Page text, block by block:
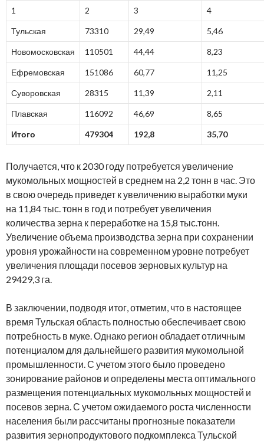
1 2 3 4
Тульская 73310 29,49 5,46
Новомосковская 110501 44,44 8,23
Ефремовская 151086 60,77 11,25
Суворовская 28315 11,39 2,11
Плавская 116092 46,69 8,65
Итого 479304 192,8 35,70
Получается, что к 2030 году потребуется увеличение
мукомольных мощностей в среднем на 2,2 тонн в час. Это
в свою очередь приведет к увеличению выработки муки
на 11,84 тыс. тонн в год и потребует увеличения
количества зерна к переработке на 15,8 тыс.тонн.
Увеличение объема производства зерна при сохранении
уровня урожайности на современном уровне потребует
увеличения площади посевов зерновых культур на
29429,3 га.
В заключении, подводя итог, отметим, что в настоящее
время Тульская область полностью обеспечивает свою
потребность в муке. Однако регион обладает отличным
потенциалом для дальнейшего развития мукомольной
промышленности. С учетом этого было проведено
зонирование районов и определены места оптимального
размещения потенциальных мукомольных мощностей и
посевов зерна. С учетом ожидаемого роста численности
населения были рассчитаны прогнозные показатели
развития зернопродуктового подкомплекса Тульской